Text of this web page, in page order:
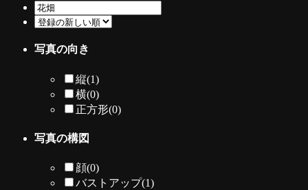
写真の向き
縦(1)
横(0)
正方形(0)
写真の構図
顔(0)
バストアップ(1)